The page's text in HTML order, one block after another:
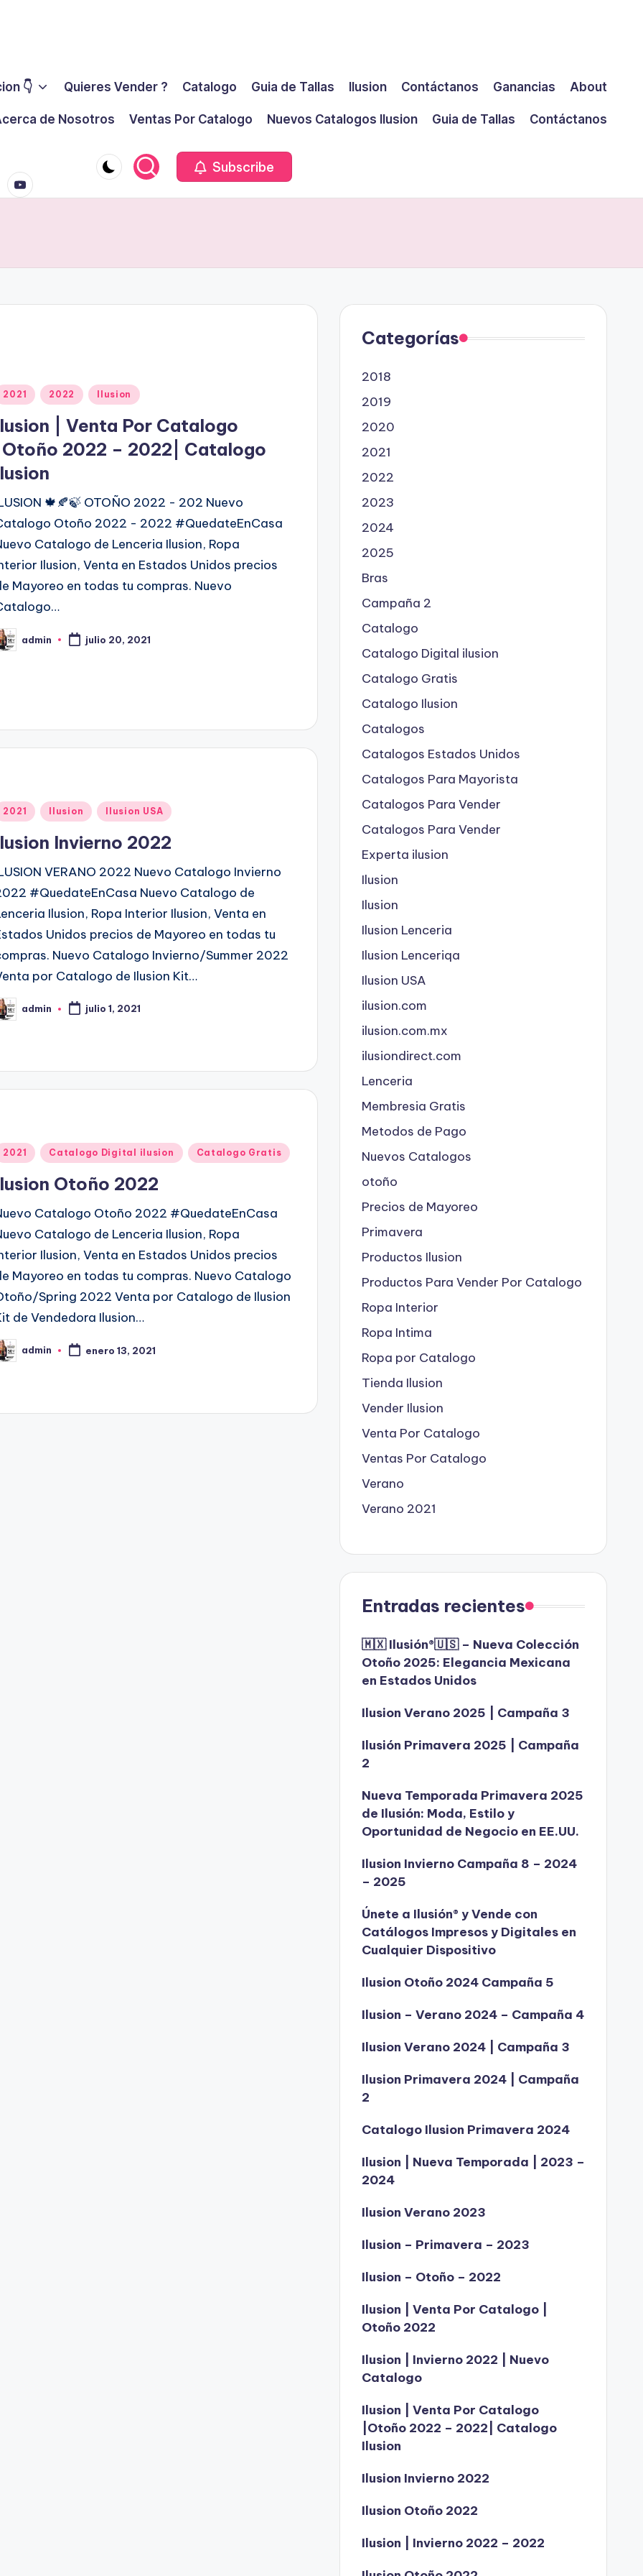
👇 Quieres Vender ? Catalogo Guia de Tallas Ilusion Contáctanos Ganancias About
de Nosotros Ventas Por Catalogo Nuevos Catalogos Ilusion Guia de Tallas
Contáctanos
Subscribe
2021 2022 Ilusion
| Venta Por Catalogo
|Otoño 2022 – 2022| Catalogo
🍁🍂🍃 OTOÑO 2022 - 202 Nuevo
Otoño 2022 - 2022 #QuedateEnCasa
Catalogo de Lenceria Ilusion, Ropa
Ilusion, Venta en Estados Unidos precios
Mayoreo en todas tu compras. Nuevo
admin julio 20, 2021
2021 Ilusion Ilusion USA
Invierno 2022
VERANO 2022 Nuevo Catalogo Invierno
#QuedateEnCasa Nuevo Catalogo de
Ilusion, Ropa Interior Ilusion, Venta en
Unidos precios de Mayoreo en todas tu
Nuevo Catalogo Invierno/Summer 2022
por Catalogo de Ilusion Kit…
admin julio 1, 2021
2021 Catalogo Digital ilusion Catalogo Gratis
Otoño 2022
Catalogo Otoño 2022 #QuedateEnCasa
Catalogo de Lenceria Ilusion, Ropa
Ilusion, Venta en Estados Unidos precios
Mayoreo en todas tu compras. Nuevo Catalogo
Spring 2022 Venta por Catalogo de Ilusion
de Vendedora Ilusion…
admin enero 13, 2021
Categorías
2018
2019
2020
2021
2022
2023
2024
2025
Bras
Campaña 2
Catalogo
Catalogo Digital ilusion
Catalogo Gratis
Catalogo Ilusion
Catalogos
Catalogos Estados Unidos
Catalogos Para Mayorista
Catalogos Para Vender
Catalogos Para Vender
Experta ilusion
Ilusion
Ilusion
Ilusion Lenceria
Ilusion Lenceriqa
Ilusion USA
ilusion.com
ilusion.com.mx
ilusiondirect.com
Lenceria
Membresia Gratis
Metodos de Pago
Nuevos Catalogos
otoño
Precios de Mayoreo
Primavera
Productos Ilusion
Productos Para Vender Por Catalogo
Ropa Interior
Ropa Intima
Ropa por Catalogo
Tienda Ilusion
Vender Ilusion
Venta Por Catalogo
Ventas Por Catalogo
Verano
Verano 2021
Entradas recientes
🇲🇽 Ilusión®️🇺🇸 – Nueva Colección
Otoño 2025: Elegancia Mexicana
en Estados Unidos
Ilusion Verano 2025 | Campaña 3
Ilusión Primavera 2025 | Campaña
2
Nueva Temporada Primavera 2025
de Ilusión: Moda, Estilo y
Oportunidad de Negocio en EE.UU.
Ilusion Invierno Campaña 8 – 2024
– 2025
Únete a Ilusión® y Vende con
Catálogos Impresos y Digitales en
Cualquier Dispositivo
Ilusion Otoño 2024 Campaña 5
Ilusion – Verano 2024 – Campaña 4
Ilusion Verano 2024 | Campaña 3
Ilusion Primavera 2024 | Campaña
2
Catalogo Ilusion Primavera 2024
Ilusion | Nueva Temporada | 2023 –
2024
Ilusion Verano 2023
Ilusion – Primavera – 2023
Ilusion – Otoño – 2022
Ilusion | Venta Por Catalogo |
Otoño 2022
Ilusion | Invierno 2022 | Nuevo
Catalogo
Ilusion | Venta Por Catalogo
|Otoño 2022 – 2022| Catalogo
Ilusion
Ilusion Invierno 2022
Ilusion Otoño 2022
Ilusion | Invierno 2022 – 2022